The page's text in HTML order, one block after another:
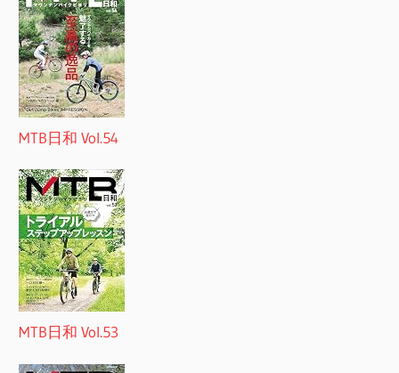
MTB日和 Vol.54
MTB日和 Vol.53